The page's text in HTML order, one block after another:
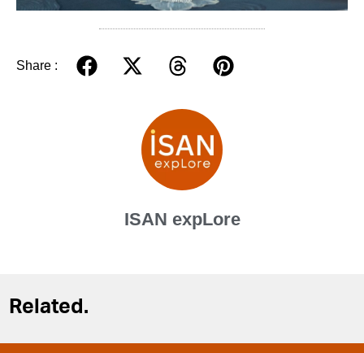
Share :
ISAN expLore
Related.